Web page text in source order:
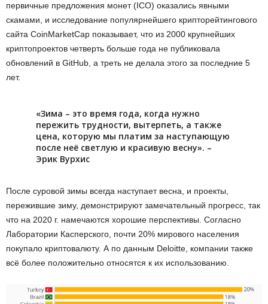
первичные предложения монет (ICO) оказались явными
скамами, и исследование популярнейшего крипторейтингового
сайта CoinMarketCap показывает, что из 2000 крупнейших
криптопроектов четверть больше года не публиковала
обновлений в GitHub, а треть не делала этого за последние 5
лет.
«Зима – это время года, когда нужно
пережить трудности, вытерпеть, а также
цена, которую мы платим за наступающую
после неё светлую и красивую весну». –
Эрик Вурхис
После суровой зимы всегда наступает весна, и проекты,
пережившие зиму, демонстрируют замечательный прогресс, так
что на 2020 г. намечаются хорошие перспективы. Согласно
Лаборатории Касперского, почти 20% мирового населения
покупало криптовалюту. А по данным Deloitte, компании также
всё более положительно относятся к их использованию.